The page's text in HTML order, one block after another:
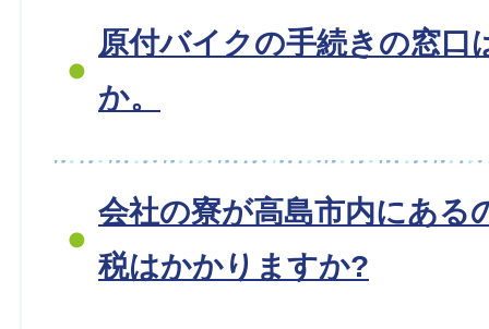
原付バイクの手続きの窓口
か。
会社の寮が高島市内にある
税はかかりますか?